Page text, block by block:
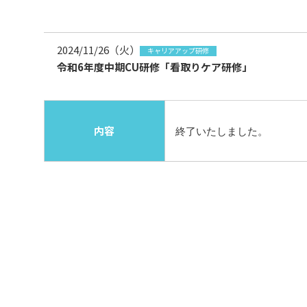
2024/11/26（火） キャリアアップ研修
令和6年度中期CU研修「看取りケア研修」
内容 終了いたしました。